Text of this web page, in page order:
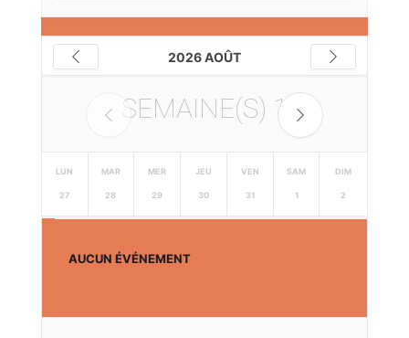
2026 AOÛT
SEMAINE(S) 1
LUN
27
MAR
28
MER
29
JEU
30
VEN
31
SAM
1
DIM
2
AUCUN ÉVÉNEMENT